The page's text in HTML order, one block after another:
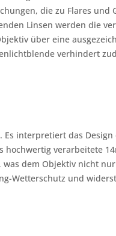
die zu Flares und
Linsen werden die
über eine
verhindert
Es interpretiert das Design
hochwertig verarbeitete
dem Objektiv nicht
Wetterschutz und